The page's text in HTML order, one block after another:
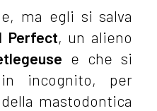
ma egli si salva
Perfect, un alieno
e che si
incognito, per
mastodontica